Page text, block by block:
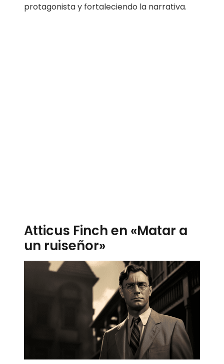
protagonista y fortaleciendo la narrativa.
Atticus Finch en «Matar a
un ruiseñor»